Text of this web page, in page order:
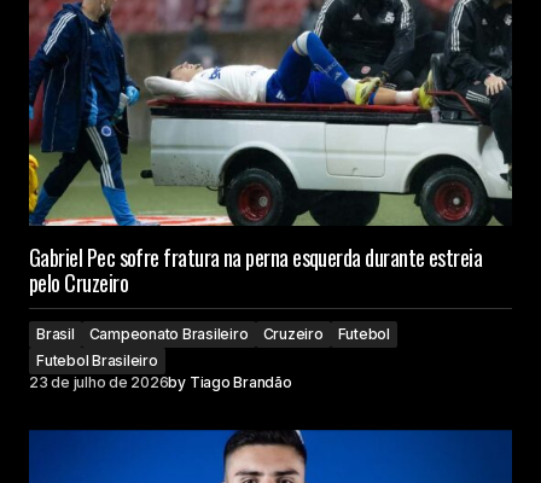
Gabriel Pec sofre fratura na perna esquerda durante estreia
pelo Cruzeiro
Brasil Campeonato Brasileiro Cruzeiro
Futebol
Futebol Brasileiro
23 de julho de 2026by Tiago Brandão